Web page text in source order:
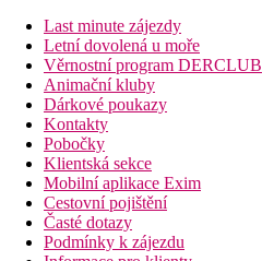
Last minute zájezdy
Letní dovolená u moře
Věrnostní program DERCLUB
Animační kluby
Dárkové poukazy
Kontakty
Pobočky
Klientská sekce
Mobilní aplikace Exim
Cestovní pojištění
Časté dotazy
Podmínky k zájezdu